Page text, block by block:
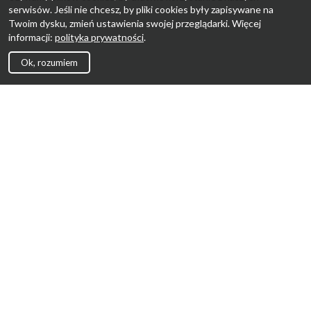
serwisów. Jeśli nie chcesz, by pliki cookies były zapisywane na
Twoim dysku, zmień ustawienia swojej przeglądarki. Więcej
informacji: polityka prywatności.
Ok, rozumiem